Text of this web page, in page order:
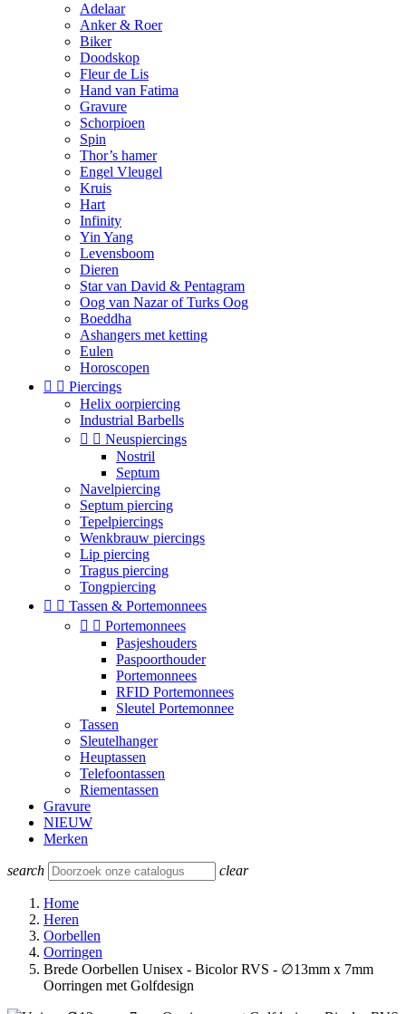
Adelaar
Anker & Roer
Biker
Doodskop
Fleur de Lis
Hand van Fatima
Gravure
Schorpioen
Spin
Thor’s hamer
Engel Vleugel
Kruis
Hart
Infinity
Yin Yang
Levensboom
Dieren
Star van David & Pentagram
Oog van Nazar of Turks Oog
Boeddha
Ashangers met ketting
Eulen
Horoscopen
  Piercings
Helix oorpiercing
Industrial Barbells
  Neuspiercings
Nostril
Septum
Navelpiercing
Septum piercing
Tepelpiercings
Wenkbrauw piercings
Lip piercing
Tragus piercing
Tongpiercing
  Tassen & Portemonnees
  Portemonnees
Pasjeshouders
Paspoorthouder
Portemonnees
RFID Portemonnees
Sleutel Portemonnee
Tassen
Sleutelhanger
Heuptassen
Telefoontassen
Riementassen
Gravure
NIEUW
Merken
search clear
Home
Heren
Oorbellen
Oorringen
Brede Oorbellen Unisex - Bicolor RVS - ∅13mm x 7mm
Oorringen met Golfdesign